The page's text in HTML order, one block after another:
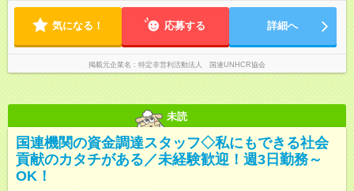
契約でトライアル期間（給与・待遇に差異なし）
や月水金日、火水金土日など フルタイムで取り組みたい方も、
Ｗワーク希望の方も歓迎◎
気になる！ 応募する 詳細へ
掲載元企業名 特定非営利活動法人 国連UNHCR協会
未読
国連機関の資金調達スタッフ◇私にもできる社会
貢献のカタチがある／未経験歓迎！週3日勤務～
OK！